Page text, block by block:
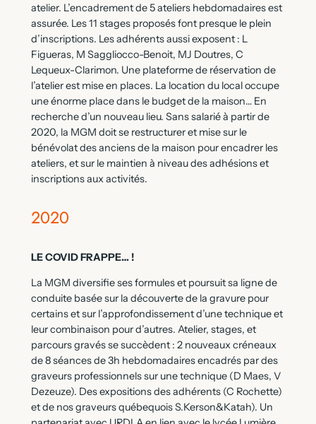
atelier. L’encadrement de 5 ateliers hebdomadaires est
assurée. Les 11 stages proposés font presque le plein
d’inscriptions. Les adhérents aussi exposent : L
Figueras, M Saggliocco-Benoit, MJ Doutres, C
Lequeux-Clarimon. Une plateforme de réservation de
l’atelier est mise en places. La location du local occupe
une énorme place dans le budget de la maison… En
recherche d’un nouveau lieu. Sans salarié à partir de
2020, la MGM doit se restructurer et mise sur le
bénévolat des anciens de la maison pour encadrer les
ateliers, et sur le maintien à niveau des adhésions et
inscriptions aux activités.
2020
LE COVID FRAPPE… !
La MGM diversifie ses formules et poursuit sa ligne de
conduite basée sur la découverte de la gravure pour
certains et sur l’approfondissement d’une technique et
leur combinaison pour d’autres. Atelier, stages, et
parcours gravés se succèdent : 2 nouveaux créneaux
de 8 séances de 3h hebdomadaires encadrés par des
graveurs professionnels sur une technique (D Maes, V
Dezeuze). Des expositions des adhérents (C Rochette)
et de nos graveurs québequois S.Kerson&Katah). Un